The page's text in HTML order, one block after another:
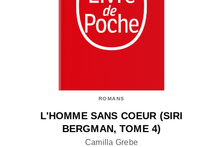
ROMANS
L'HOMME SANS COEUR (SIRI
BERGMAN, TOME 4)
Camilla Grebe